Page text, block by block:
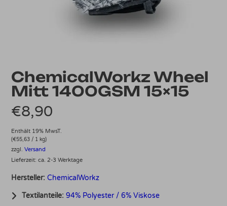
ChemicalWorkz Wheel
Mitt 1400GSM 15×15
€8,90
Enthält 19% MwsT.
(€55,63 / 1 kg)
zzgl.Versand
Lieferzeit: ca. 2-3 Werktage
Hersteller:ChemicalWorkz
Textilanteile: 94% Polyester / 6% Viskose